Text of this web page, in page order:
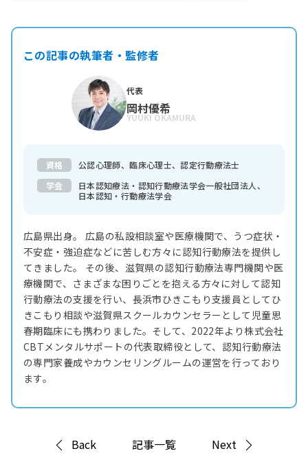
この記事の執筆者・監修者
代表
岡村優希
YUUKI OKAMURA
資格
公認心理師、臨床心理士、認定行動療法士
学会
日本認知療法・認知行動療法学会一般社団法人、
日本認知・行動療法学会
広島県出身。 広島の私設相談室や医療機関で、うつ症状・
不安症・強迫症などに苦しむ方々に認知行動療法を提供し
てきました。 その後、滋賀県の認知行動療法専門機関や医
療機関で、さまざまな困りごとを抱える方々に対して認知
行動療法の支援を行い、長浜市ひきこもり支援員としてひ
きこもり相談や滋賀県スクールカウンセラーとして児童思
春期臨床にも携わりました。そして、2022年より株式会社
CBTメンタルサポートの代表取締役として、認知行動療法
の専門家養成やカウンセリングルームの運営を行っており
ます。
Back 記事一覧 Next